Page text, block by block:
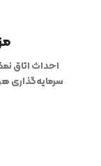
احداث اتاق
سرمایه‌گذاری